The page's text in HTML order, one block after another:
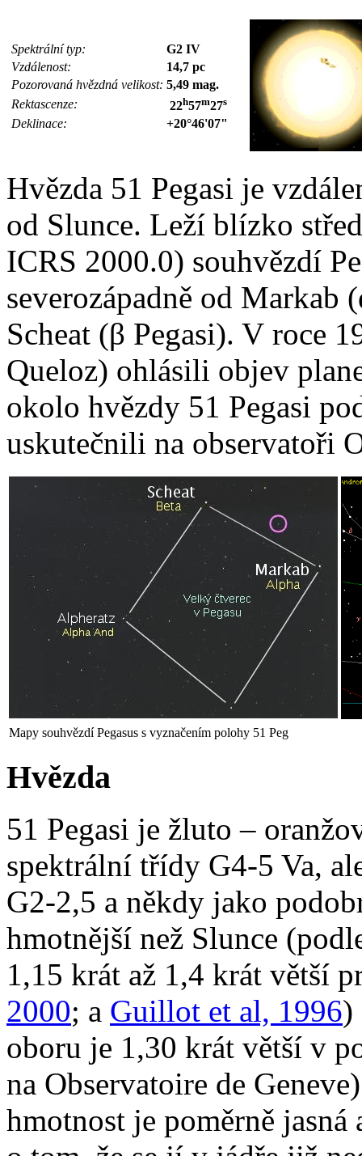
Spektrální typ:
G2 IV
Vzdálenost:
14,7 pc
Pozorovaná hvězdná velikost: 5,49 mag.
Rektascenze:
22h57m27s
Deklinace: +20°46'07"
Hvězda 51 Pegasi je
od Slunce. Leží blízko
ICRS 2000.0) souhvězdí
severozápadně od Markab
Scheat (β Pegasi). V roce
Queloz) ohlásili objev
okolo hvězdy 51 Pegasi
uskutečnili na observatoři
Mapy souhvězdí Pegasus s vyznačením polohy 51 Peg
Hvězda
51 Pegasi je žluto –
spektrální třídy G4-5 Va,
G2-2,5 a někdy jako
hmotnější než Slunce
1,15 krát až 1,4 krát větší
2000; a Guillot et al, 1996)
oboru je 1,30 krát větší v
na Observatoire de
hmotnost je poměrně jasná